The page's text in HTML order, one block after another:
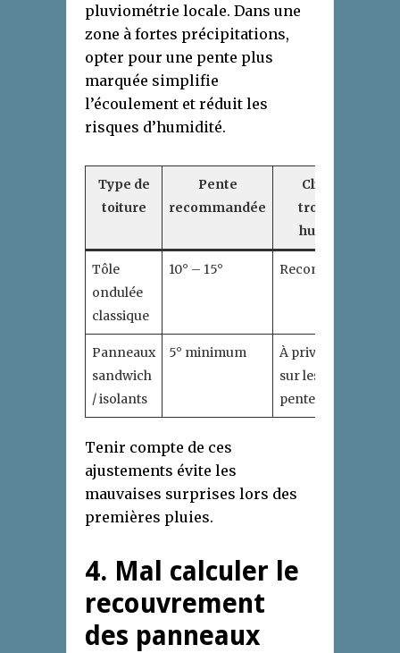
pluviométrie locale. Dans une
zone à fortes précipitations,
opter pour une pente plus
marquée simplifie
l’écoulement et réduit les
risques d’humidité.
Type de
toiture
Pente
recommandée
Climat
tropical
humide
Tôle
ondulée
classique
10° – 15° Recommandé
Panneaux
sandwich
/ isolants
5° minimum
À privilégier
sur les faibles
pentes
Tenir compte de ces
ajustements évite les
mauvaises surprises lors des
premières pluies.
4. Mal calculer le
recouvrement
des panneaux